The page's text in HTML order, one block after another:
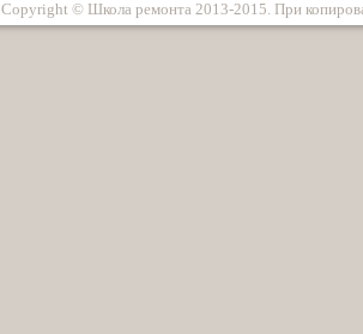
Copyright © Школа ремонта 2013-2015. При